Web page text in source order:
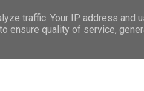
καταψύκτη για να τον βλέπω» –
traffic. Your IP address and
ensure quality of service,